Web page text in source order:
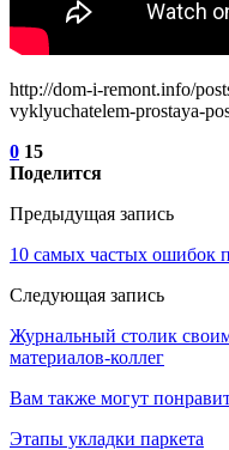
http://dom-i-remont.info/
vyklyuchatelem-prostaya-
0 15
Поделится
Предыдущая запись
10 самых частых ошибок
Следующая запись
Журнальный столик
материалов-коллег
Вам также могут
Этапы укладки паркета